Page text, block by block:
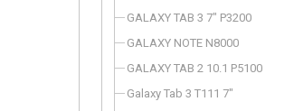
GALAXY TAB 3 7" P3200
GALAXY NOTE N8000
GALAXY TAB 2 10.1 P5100
Galaxy Tab 3 T111 7"